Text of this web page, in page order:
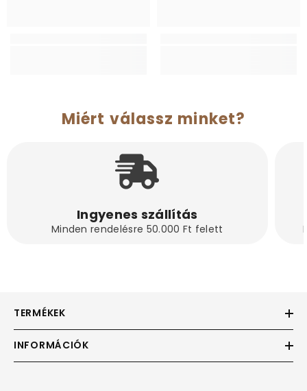
Miért válassz minket?
Ingyenes szállítás
Minden rendelésre 50.000 Ft felett
TERMÉKEK
INFORMÁCIÓK